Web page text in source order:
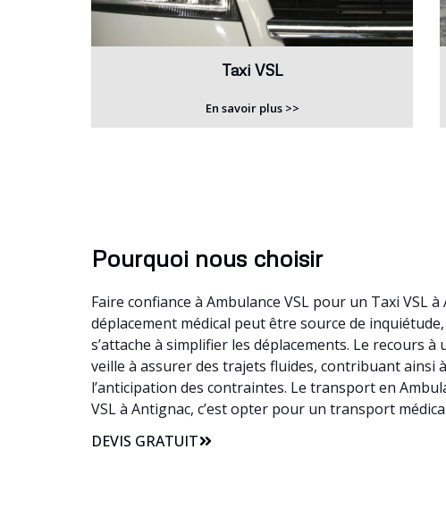
Taxi VSL
En savoir plus >>
Pourquoi nous choisir
Faire confiance à Ambulance VSL pour un Taxi
déplacement médical peut être source de
s’attache à simplifier les déplacements. Le recours
veille à assurer des trajets fluides, contribuant ainsi
l’anticipation des contraintes. Le transport en
VSL à Antignac, c’est opter pour un transport
DEVIS GRATUIT